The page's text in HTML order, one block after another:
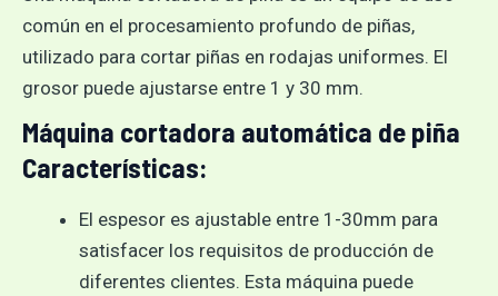
común en el procesamiento profundo de piñas,
utilizado para cortar piñas en rodajas uniformes. El
grosor puede ajustarse entre 1 y 30 mm.
Máquina cortadora automática de piña
Características:
El espesor es ajustable entre 1-30mm para
satisfacer los requisitos de producción de
diferentes clientes. Esta máquina puede